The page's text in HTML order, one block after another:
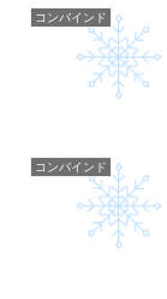
コンバインド
コンバインド